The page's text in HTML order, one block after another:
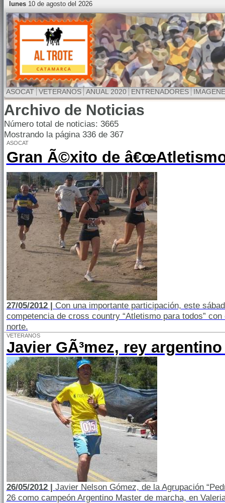
lunes10 de agosto del 2026
ASOCAT VETERANOS ANUAL 2020 ENTRENADORES
Archivo de Noticias
Número total de noticias: 3665
Mostrando la página 336 de 367
ASOCAT
Gran Ã©xito de â€œAtletismo
27/05/2012 | Con una importante participación, este
competencia de cross country “Atletismo para todos”
norte.
VETERANOS
Javier GÃ³mez, rey
26/05/2012 | Javier Nelson Gómez, de la Agrupación
26 como campeón Argentino Master de marcha, en